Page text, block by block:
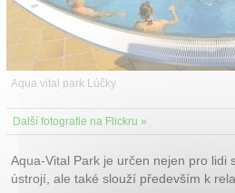
Aqua vital park Lúčky
Další fotografie na Flickru »
Aqua-Vital Park je určen nejen pro lidi
ústrojí, ale také slouží především k